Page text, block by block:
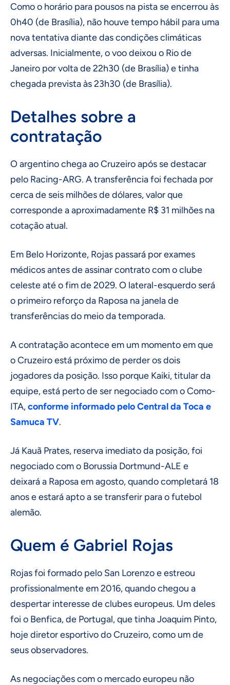
Como o horário para pousos na pista se encerrou às
0h40 (de Brasília), não houve tempo hábil para uma
nova tentativa diante das condições climáticas
adversas. Inicialmente, o voo deixou o Rio de
Janeiro por volta de 22h30 (de Brasília) e tinha
chegada prevista às 23h30 (de Brasília).
Detalhes sobre a
contratação
O argentino chega ao Cruzeiro após se destacar
pelo Racing-ARG. A transferência foi fechada por
cerca de seis milhões de dólares, valor que
corresponde a aproximadamente R$ 31 milhões na
cotação atual.
Em Belo Horizonte, Rojas passará por exames
médicos antes de assinar contrato com o clube
celeste até o fim de 2029. O lateral-esquerdo será
o primeiro reforço da Raposa na janela de
transferências do meio da temporada.
A contratação acontece em um momento em que
o Cruzeiro está próximo de perder os dois
jogadores da posição. Isso porque Kaiki, titular da
equipe, está perto de ser negociado com o Como-
ITA,conforme informado pelo Central da Toca e
Samuca TV.
Já Kauã Prates, reserva imediato da posição, foi
negociado com o Borussia Dortmund-ALE e
deixará a Raposa em agosto, quando completará 18
anos e estará apto a se transferir para o futebol
alemão.
Quem é Gabriel Rojas
Rojas foi formado pelo San Lorenzo e estreou
profissionalmente em 2016, quando chegou a
despertar interesse de clubes europeus. Um deles
foi o Benfica, de Portugal, que tinha Joaquim Pinto,
hoje diretor esportivo do Cruzeiro, como um de
seus observadores.
As negociações com o mercado europeu não